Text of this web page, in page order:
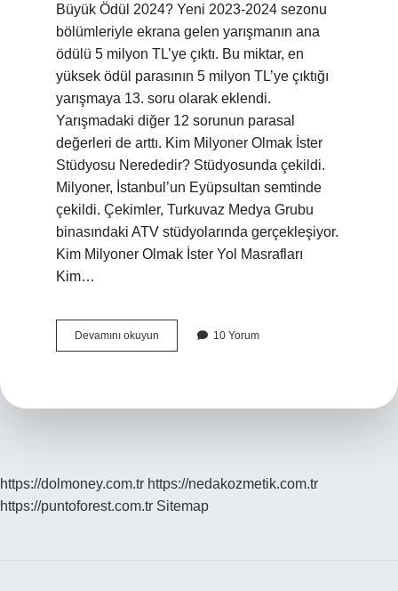
Büyük Ödül 2024? Yeni 2023-2024 sezonu
bölümleriyle ekrana gelen yarışmanın ana
ödülü 5 milyon TL’ye çıktı. Bu miktar, en
yüksek ödül parasının 5 milyon TL’ye çıktığı
yarışmaya 13. soru olarak eklendi.
Yarışmadaki diğer 12 sorunun parasal
değerleri de arttı. Kim Milyoner Olmak İster
Stüdyosu Nerededir? Stüdyosunda çekildi.
Milyoner, İstanbul’un Eyüpsultan semtinde
çekildi. Çekimler, Turkuvaz Medya Grubu
binasındaki ATV stüdyolarında gerçekleşiyor.
Kim Milyoner Olmak İster Yol Masrafları
Kim…
Devamını okuyun
Milyoner
10 Yorum
https://dolmoney.com.tr https://nedakozmetik.com.tr
https://puntoforest.com.tr Sitemap